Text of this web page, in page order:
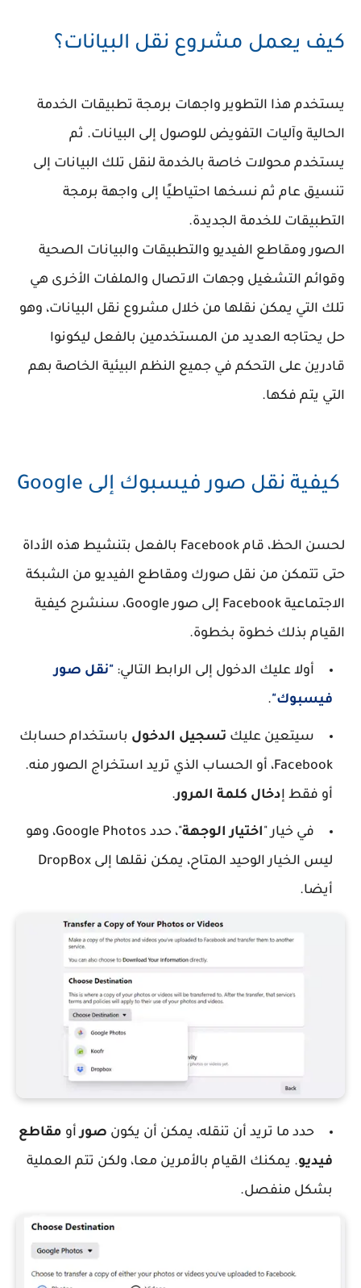
كيف يعمل مشروع نقل البيانات؟
يستخدم هذا التطوير واجهات برمجة تطبيقات الخدمة
الحالية وآليات التفويض للوصول إلى البيانات. ثم
يستخدم محولات خاصة بالخدمة لنقل تلك البيانات إلى
تنسيق عام ثم نسخها احتياطيًا إلى واجهة برمجة
التطبيقات للخدمة الجديدة.
الصور ومقاطع الفيديو والتطبيقات والبيانات الصحية
وقوائم التشغيل وجهات الاتصال والملفات الأخرى هي
تلك التي يمكن نقلها من خلال مشروع نقل البيانات، وهو
حل يحتاجه العديد من المستخدمين بالفعل ليكونوا
قادرين على التحكم في جميع النظم البيئية الخاصة بهم
التي يتم فكها.
كيفية نقل صور فيسبوك إلى Google
لحسن الحظ، قام Facebook بالفعل بتنشيط هذه الأداة
حتى تتمكن من نقل صورك ومقاطع الفيديو من الشبكة
الاجتماعية Facebook إلى صور Google، سنشرح كيفية
القيام بذلك خطوة بخطوة.
أولا عليك الدخول إلى الرابط التالي: "نقل صور
فيسبوك".
سيتعين عليك تسجيل الدخول باستخدام حسابك
Facebook، أو الحساب الذي تريد استخراج الصور منه.
أو فقط إدخال كلمة المرور.
في خيار "اختيار الوجهة
"، حدد Google Photos، وهو
ليس الخيار الوحيد المتاح، يمكن نقلها إلى DropBox
أيضا.
حدد ما تريد أن تنقله، يمكن أن يكون صورأو مقاطع
فيديو. يمكنك القيام بالأمرين معا، ولكن تتم العملية
بشكل منفصل.